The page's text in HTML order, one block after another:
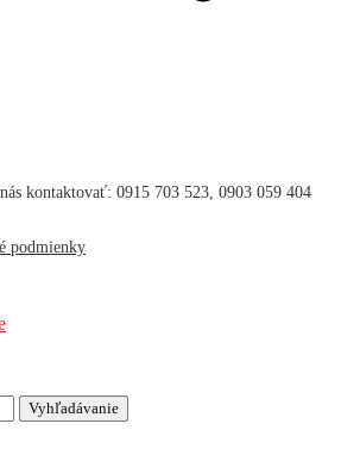
kontaktovať: 0915 703 523, 0903 059 404
podmienky
Vyhľadávanie
Vyhľadávanie